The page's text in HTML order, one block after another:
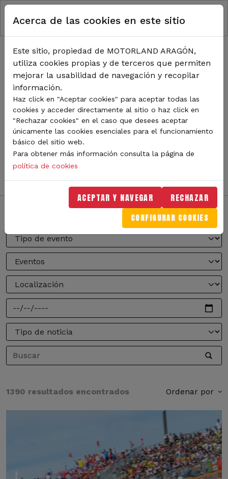
Pasar al contenido principal
RUTA DE NAVEGACIÓN
Inicio Noticias
TODA LA ACTUALIDAD DE
MOTORLAND
Sigue de cerca todas las novedades de MotorLand
Aragón. Aquí encontrarás noticias sobre eventos,
competiciones, pilotos, novedades del circuito y
mucho más. Filtra por categoría o tipo de contenido y
no te pierdas nada del mundo del motor.
1390 resultados encontrados Ordenar por
Acerca de las cookies en este sitio
Este sitio, propiedad de MOTORLAND ARAGÓN,
utiliza cookies propias y de terceros que permiten
mejorar la usabilidad de navegación y recopilar
información.
Haz click en "Aceptar cookies" para aceptar todas las
cookies y acceder directamente al sitio o haz click en
"Rechazar cookies" en el caso que desees aceptar
únicamente las cookies esenciales para el funcionamiento
básico del sitio web.
Para obtener más información consulta la página de
política de cookies
ACEPTAR Y NAVEGAR RECHAZAR
CONFIGURAR COOKIES